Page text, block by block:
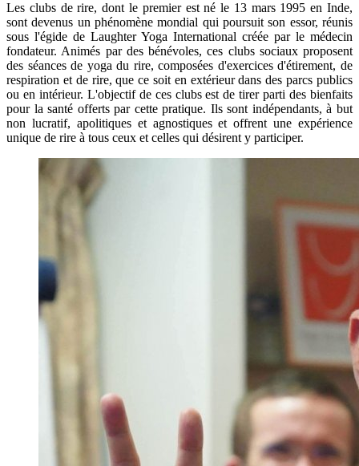
Les clubs de rire, dont le premier est né le 13 mars 1995 en Inde,
sont devenus un phénomène mondial qui poursuit son essor, réunis
sous l'égide de Laughter Yoga International créée par le médecin
fondateur. Animés par des bénévoles, ces clubs sociaux proposent
des séances de yoga du rire, composées d'exercices d'étirement, de
respiration et de rire, que ce soit en extérieur dans des parcs publics
ou en intérieur. L'objectif de ces clubs est de tirer parti des bienfaits
pour la santé offerts par cette pratique. Ils sont indépendants, à but
non lucratif, apolitiques et agnostiques et offrent une expérience
unique de rire à tous ceux et celles qui désirent y participer.